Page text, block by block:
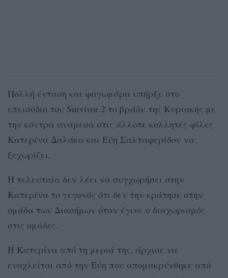
Πολλή ένταση και φαγωμάρα υπήρξε στο
επεισόδιο του Survivor 2 το βράδυ της Κυριακής με
την κόντρα ανάμεσα στις άλλοτε κολλητές φίλες
Κατερίνα Δαλάκα και Εύη Σαλταφερίδου να
ξεχωρίζει.
Η τελευταία δεν λέει να συγχωρήσει στην
Κατερίνα το γεγονός ότι δεν την κράτησε στην
ομάδα των Διασήμων όταν έγινε ο διαχωρισμός
στις ομάδες.
Η Κατερίνα από τη μεριά της, άρχισε να
ενοχλείται από την Εύη που απομακρύνθηκε από